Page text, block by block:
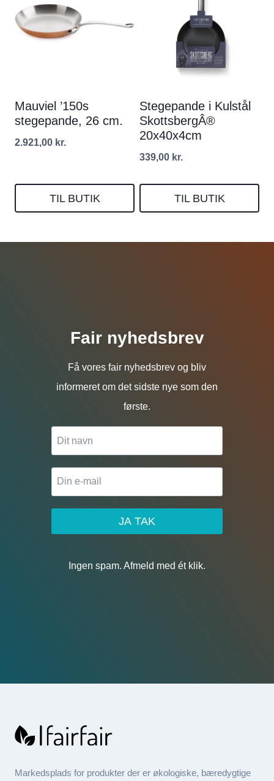
Mauviel ’150s
stegepande, 26 cm.
2.921,00 kr.
TIL BUTIK
Stegepande i Kulstål
SkottsbergÂ®
20x40x4cm
339,00 kr.
TIL BUTIK
Fair nyhedsbrev
Få vores fair nyhedsbrev og bliv
informeret om det sidste nye som den
første.
JA TAK
Ingen spam. Afmeld med ét klik.
Markedsplads for produkter der er økologiske, bæredygtige